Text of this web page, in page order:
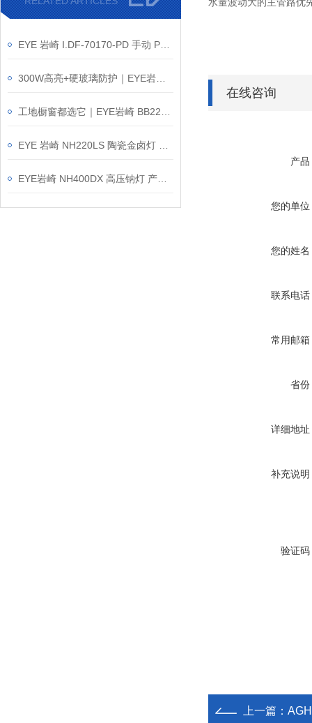
在线咨询
产品
您的单位
您的姓名
联系电话
常用邮箱
省份
详细地址
补充说明
验证码
上一篇：